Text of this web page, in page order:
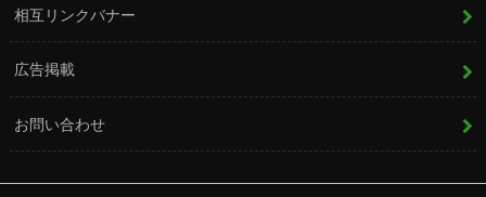
相互リンクバナー
広告掲載
お問い合わせ